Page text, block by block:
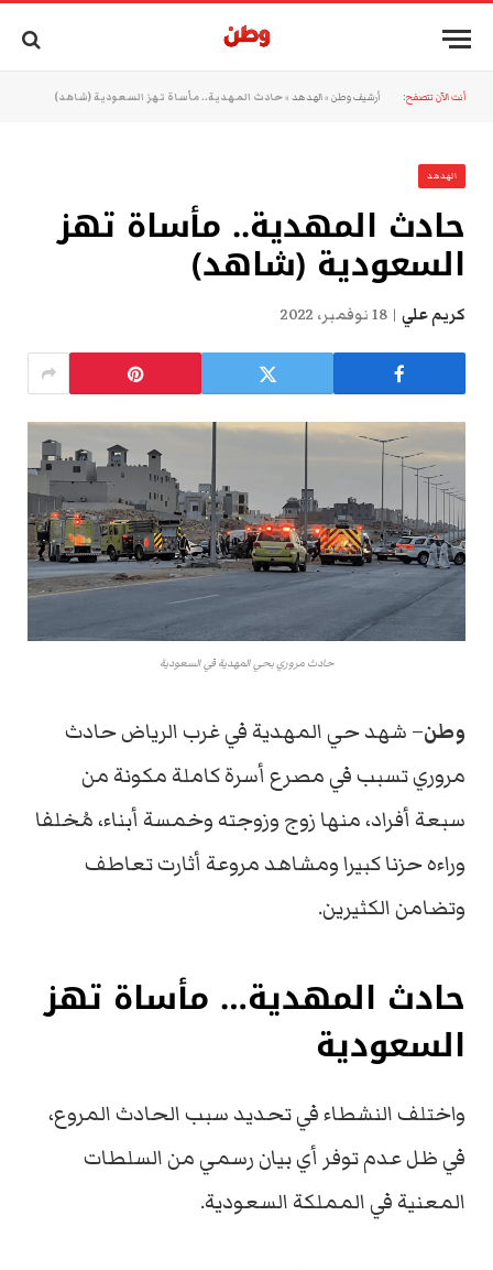
أنت الآن تتصفح: أرشيف وطن »الهدهد »حادث المهدية.. مأساة تهز السعودية (شاهد)
الهدهد
حادث المهدية.. مأساة تهز
السعودية (شاهد)
كريم علي 18 نوفمبر، 2022
حادث مروري بحي المهدية في السعودية
وطن– شهد حي المهدية في غرب الرياض حادث
مروري تسبب في مصرع أسرة كاملة مكونة من
سبعة أفراد، منها زوج وزوجته وخمسة أبناء، مُخلفا
وراءه حزنا كبيرا ومشاهد مروعة أثارت تعاطف
وتضامن الكثيرين.
حادث المهدية… مأساة تهز
السعودية
واختلف النشطاء في تحديد سبب الحادث المروع،
في ظل عدم توفر أي بيان رسمي من السلطات
المعنية في المملكة السعودية.